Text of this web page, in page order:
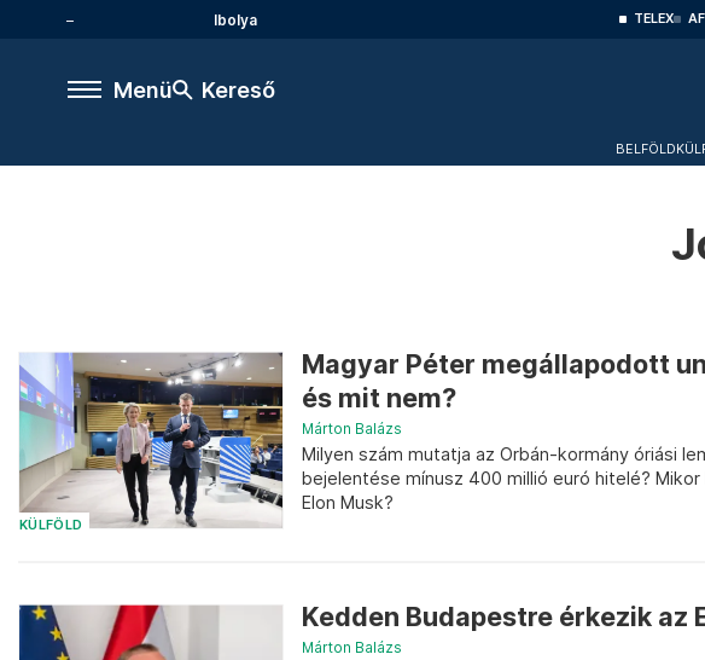
Ibolya TELEX
Menü Kereső
BELFÖLD
KÜLFÖLD
Magyar Péter megállapodott
és mit nem?
Márton Balázs
Milyen szám mutatja az Orbán-kormány óriási
bejelentése mínusz 400 millió euró hitelé?
Elon Musk?
Kedden Budapestre érkezik az
Márton Balázs